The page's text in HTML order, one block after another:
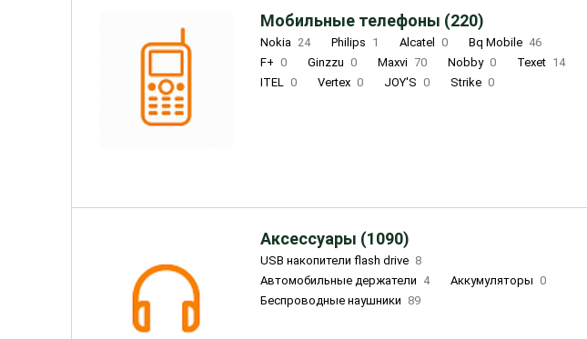
Мобильные телефоны (220)
Nokia 24 Philips 1 Alcatel 0 Bq Mobile 46
F+ 0 Ginzzu 0 Maxvi 70 Nobby 0 Texet 14
ITEL 0 Vertex 0 JOY'S 0 Strike 0
Аксессуары (1090)
USB накопители flash drive 8
Автомобильные держатели 4 Аккумуляторы 0
Беспроводные наушники 89